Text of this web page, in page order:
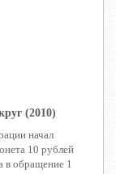
(2010)
начал
10 рублей
в обращение 1